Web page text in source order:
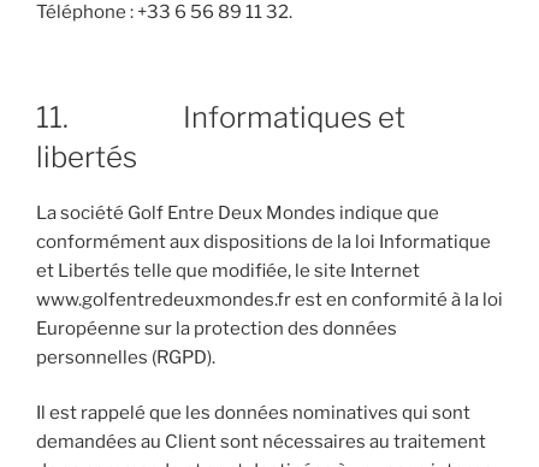
Téléphone : +33 6 56 89 11 32.
11. Informatiques et
libertés
La société Golf Entre Deux Mondes indique que
conformément aux dispositions de la loi Informatique
et Libertés telle que modifiée, le site Internet
www.golfentredeuxmondes.fr est en conformité à la loi
Européenne sur la protection des données
personnelles (RGPD).
Il est rappelé que les données nominatives qui sont
demandées au Client sont nécessaires au traitement